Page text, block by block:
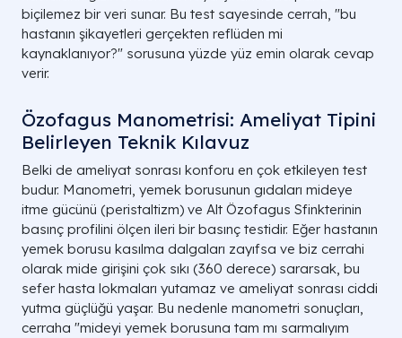
biçilemez bir veri sunar. Bu test sayesinde cerrah, "bu
hastanın şikayetleri gerçekten reflüden mi
kaynaklanıyor?" sorusuna yüzde yüz emin olarak cevap
verir.
Özofagus Manometrisi: Ameliyat Tipini
Belirleyen Teknik Kılavuz
Belki de ameliyat sonrası konforu en çok etkileyen test
budur. Manometri, yemek borusunun gıdaları mideye
itme gücünü (peristaltizm) ve Alt Özofagus Sfinkterinin
basınç profilini ölçen ileri bir basınç testidir. Eğer hastanın
yemek borusu kasılma dalgaları zayıfsa ve biz cerrahi
olarak mide girişini çok sıkı (360 derece) sararsak, bu
sefer hasta lokmaları yutamaz ve ameliyat sonrası ciddi
yutma güçlüğü yaşar. Bu nedenle manometri sonuçları,
cerraha "mideyi yemek borusuna tam mı sarmalıyım